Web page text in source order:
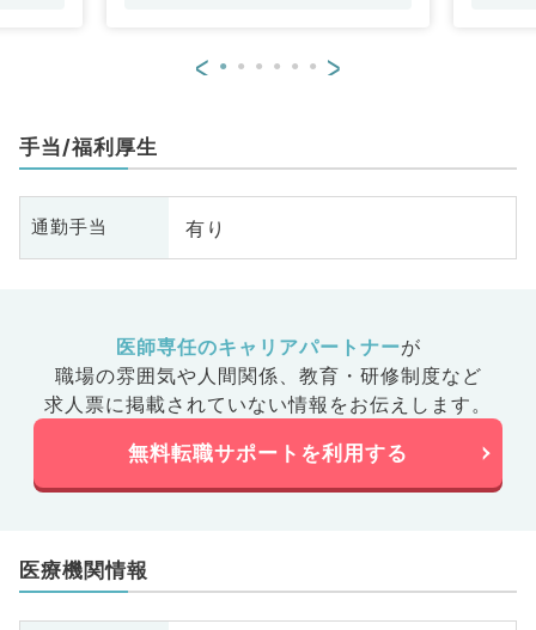
< >
手当/福利厚生
通勤手当 有り
医師専任のキャリアパートナーが
職場の雰囲気や人間関係、 教育・研修制度など
求人票に掲載されていない情報をお伝えします。
無料転職サポートを利用する
医療機関情報